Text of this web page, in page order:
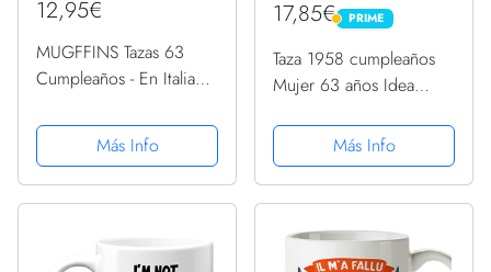
12,95€
MUGFFINS Tazas 63
Cumpleaños - En Italiano
anni per diventare cosi
fantastico - 11 oz -
Regalo original y
divertido
Más Info
17,85€ PRIME
PRIME
Taza 1958 cumpleaños
Mujer 63 años Idea
una mujer nacida en
1958
Más Info